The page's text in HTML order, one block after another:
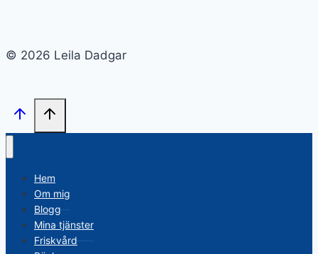
© 2026 Leila Dadgar
Hem
Om mig
Blogg
Mina tjänster
Friskvård